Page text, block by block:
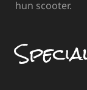
hun scooter.